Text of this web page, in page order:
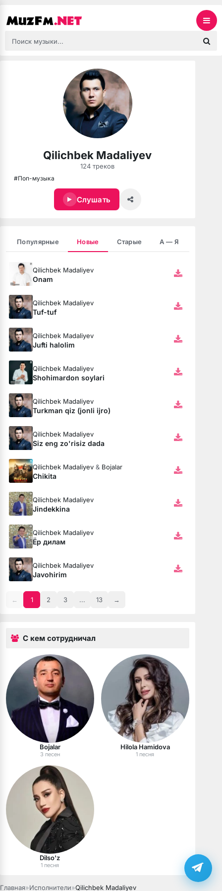
ни била
душа
Qilichbek Madaliyev
124 треков
#Поп-музыка
Слушать
Популярные Новые Старые А — Я
Qilichbek Madaliyev
Onam
Qilichbek Madaliyev
Tuf-tuf
Qilichbek Madaliyev
Jufti halolim
Qilichbek Madaliyev
Shohimardon soylari
Qilichbek Madaliyev
Turkman qiz (jonli ijro)
Qilichbek Madaliyev
Siz eng zo'risiz dada
Qilichbek Madaliyev & Bojalar
Chikita
Qilichbek Madaliyev
Jindekkina
Qilichbek Madaliyev
Ёр дилам
Qilichbek Madaliyev
Javohirim
← 1 2 3 ... 13 →
С кем сотрудничал
Bojalar
3 песен
Hilola Hamidova
1 песня
Dilso'z
1 песня
Главная»Исполнители»Qilichbek Madaliyev